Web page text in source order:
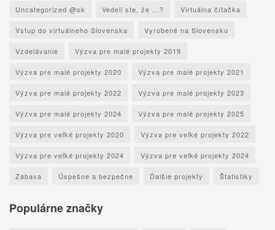
Uncategorized @sk Vedeli ste, že ...? Virtuálna čítačka
Vstup do virtuálneho Slovenska Vyrobené na Slovensku
Vzdelávanie Výzva pre malé projekty 2019
Výzva pre malé projekty 2020 Výzva pre malé projekty 2021
Výzva pre malé projekty 2022 Výzva pre malé projekty 2023
Výzva pre malé projekty 2024 Výzva pre malé projekty 2025
Výzva pre veľké projekty 2020 Výzva pre veľké projekty 2022
Výzva pre veľké projekty 2024 Výzva pre veľké projekty 2024
Zábava Úspešne a bezpečne Ďalšie projekty Štatistiky
Populárne značky